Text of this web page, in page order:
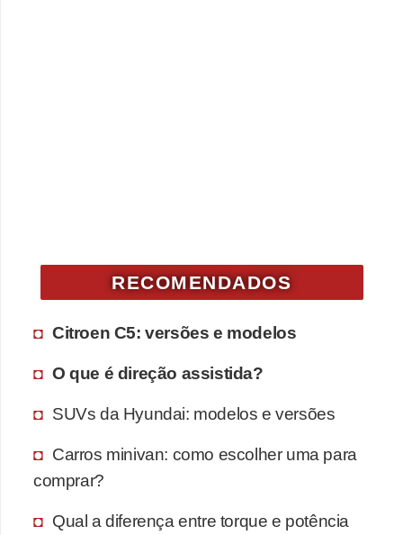
RECOMENDADOS
Citroen C5: versões e modelos
O que é direção assistida?
SUVs da Hyundai: modelos e versões
Carros minivan: como escolher uma para
comprar?
Qual a diferença entre torque e potência